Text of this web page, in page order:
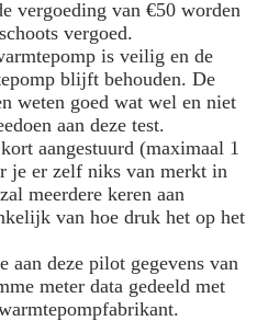
vergoeding van €50 worden
vergoed.
is veilig en de
blijft behouden. De
weten goed wat wel en niet
aan deze test.
aangestuurd (maximaal 1
je er zelf niks van merkt in
meerdere keren aan
van hoe druk het op het
aan deze pilot gegevens van
meter data gedeeld met